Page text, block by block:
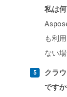
私は
も利
ない
クラ
です